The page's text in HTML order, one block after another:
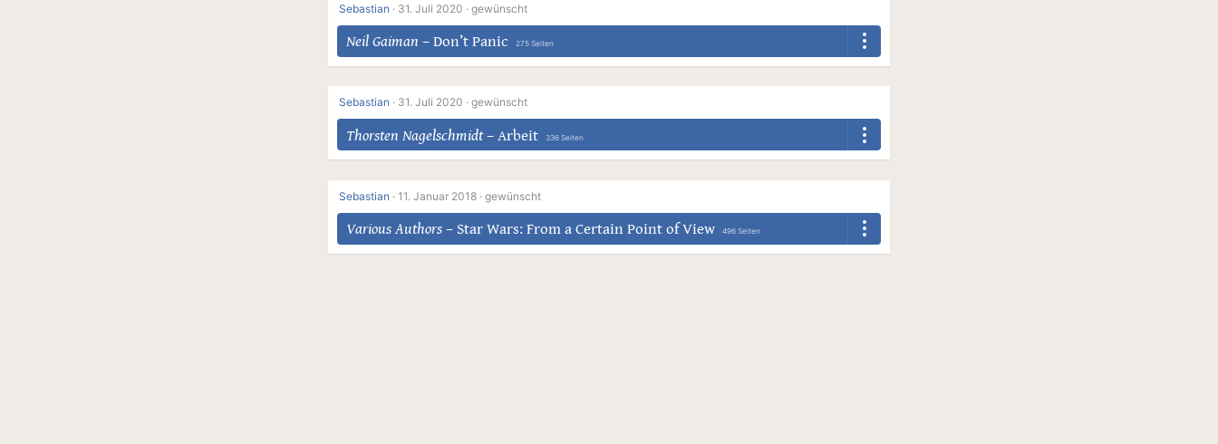
Sebastian · 31. Juli 2020 · gewünscht
Neil Gaiman – Don’t Panic 275 Seiten
Sebastian · 31. Juli 2020 · gewünscht
Thorsten Nagelschmidt– Arbeit 336 Seiten
Sebastian · 11. Januar 2018 · gewünscht
Various Authors – Star Wars: From a Certain Point of View 496 Seiten